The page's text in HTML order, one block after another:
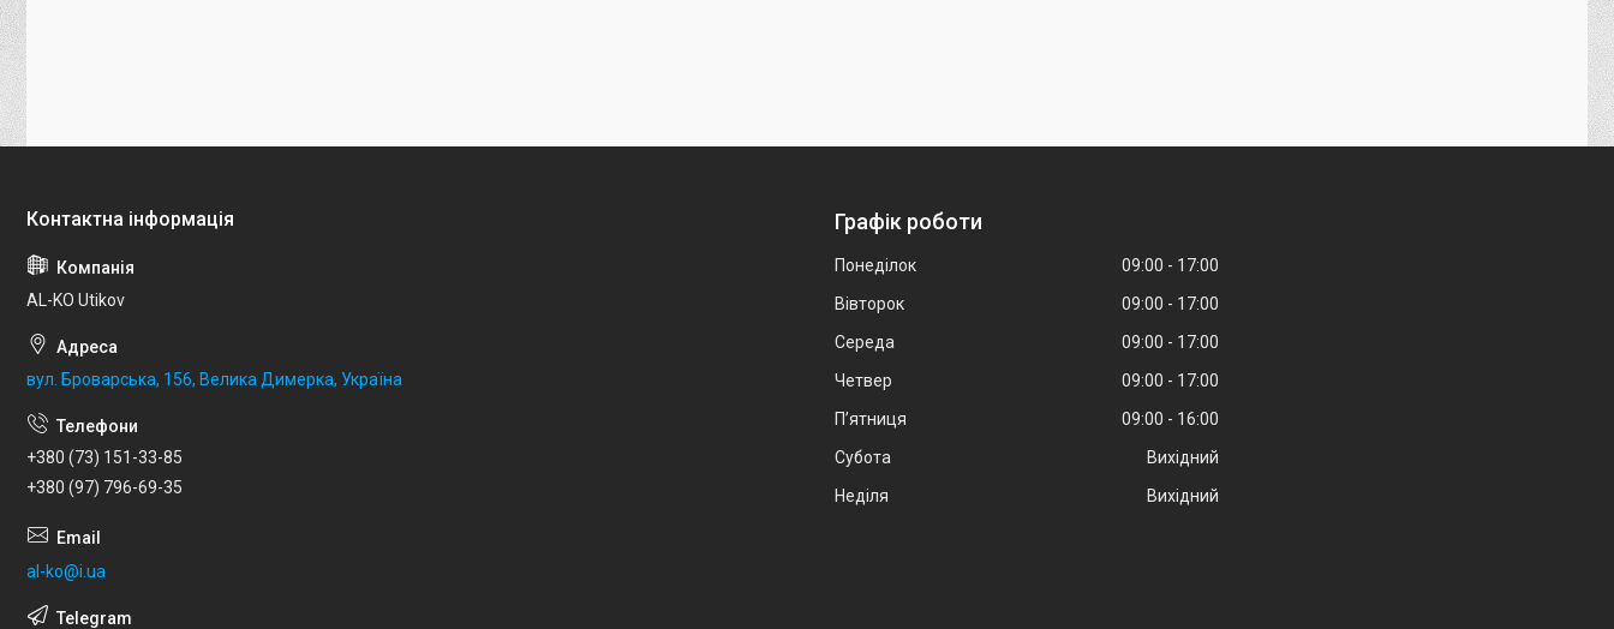
AL-KO Utikov
вул. Броварська, 156, Велика Димерка, Україна
+380 (73) 151-33-85
+380 (97) 796-69-35
al-ko@i.ua
Графік роботи
Понеділок 09:00
17:00
Вівторок
09:00
17:00
Середа
09:00
17:00
Четвер
09:00
17:00
Пʼятниця
09:00
16:00
Субота
Вихідний
Неділя
Вихідний